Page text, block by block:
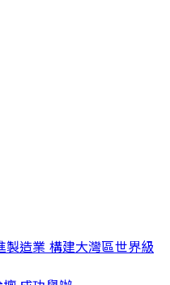
造業 構建大灣區世界級